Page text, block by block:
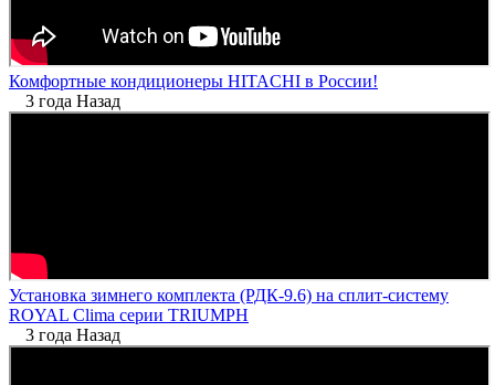
Комфортные кондиционеры HITACHI в России!
3 года Назад
Установка зимнего комплекта (РДК-9.6) на сплит-систему
ROYAL Clima серии TRIUMPH
3 года Назад